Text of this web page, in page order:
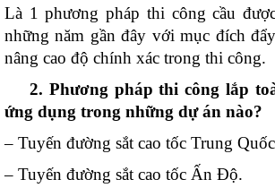
Là 1 phương pháp thi công cầu
những năm gần đây với mục đích
nâng cao độ chính xác trong thi công.
2. Phương pháp thi công lắp
ứng dụng trong những dự án nào?
– Tuyến đường sắt cao tốc Trung
– Tuyến đường sắt cao tốc Ấn Độ.